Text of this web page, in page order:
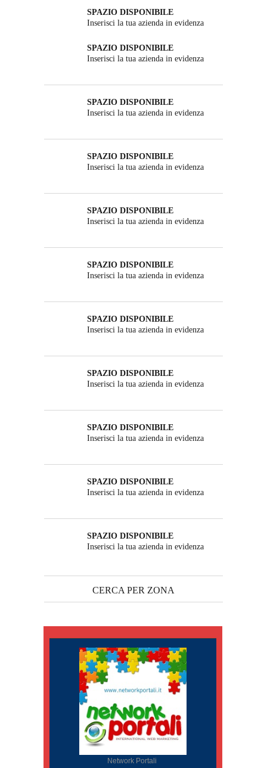
SPAZIO DISPONIBILE
Inserisci la tua azienda in evidenza
SPAZIO DISPONIBILE
Inserisci la tua azienda in evidenza
SPAZIO DISPONIBILE
Inserisci la tua azienda in evidenza
SPAZIO DISPONIBILE
Inserisci la tua azienda in evidenza
SPAZIO DISPONIBILE
Inserisci la tua azienda in evidenza
SPAZIO DISPONIBILE
Inserisci la tua azienda in evidenza
SPAZIO DISPONIBILE
Inserisci la tua azienda in evidenza
SPAZIO DISPONIBILE
Inserisci la tua azienda in evidenza
SPAZIO DISPONIBILE
Inserisci la tua azienda in evidenza
SPAZIO DISPONIBILE
Inserisci la tua azienda in evidenza
SPAZIO DISPONIBILE
Inserisci la tua azienda in evidenza
CERCA PER ZONA
Network Portali